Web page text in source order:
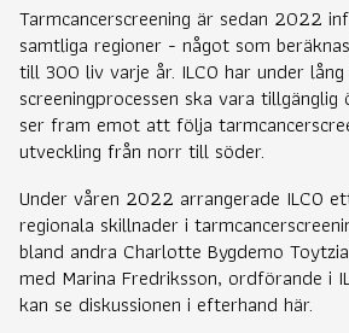
Tarmcancerscreening är sedan 2022
samtliga regioner - något som
till 300 liv varje år. ILCO har under
screeningprocessen ska vara
ser fram emot att följa
utveckling från norr till söder.
Under våren 2022 arrangerade ILCO
regionala skillnader i
bland andra Charlotte Bygdemo
med Marina Fredriksson, ordförande i
kan se diskussionen i efterhand här.